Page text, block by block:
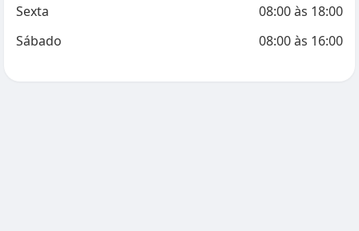
Sexta
08:00às 18:00
Sábado
08:00às 16:00